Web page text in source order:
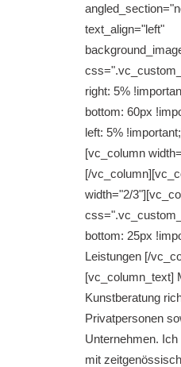
text_align="left"
right: 5%
bottom: 60px
left: 5%
[vc_column
[/
width="2/
bottom: 25px
Leistungen [/
[vc_column_text]
Kunstberatung
Privatpersonen
Unternehmen.
mit